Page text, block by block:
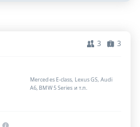
3 3
Mercedes E-class, Lexus GS, Audi
A6, BMW 5 Series и т.п.